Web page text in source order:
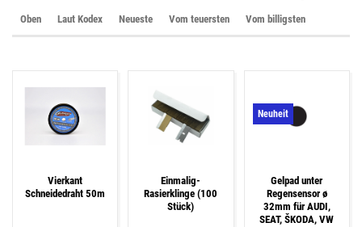
Oben Laut Kodex Neueste Vom teuersten Vom billigsten
Vierkant
Schneidedraht 50m
Einmalig-
Rasierklinge (100
Stück)
Neuheit
Gelpad unter
Regensensor ø
32mm für AUDI,
SEAT, ŠKODA, VW